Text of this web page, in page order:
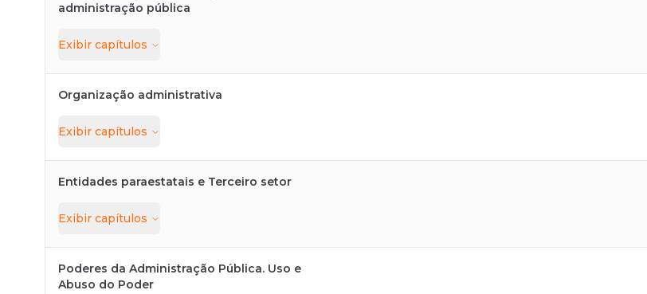
administração pública
Exibir capítulos
Organização administrativa
Exibir capítulos
Entidades paraestatais e Terceiro setor
Exibir capítulos
Poderes da Administração Pública. Uso e
Abuso do Poder